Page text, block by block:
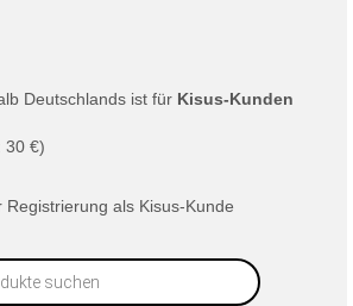
Deutschlands ist für Kisus-Kunden
30 €)
Registrierung als Kisus-Kunde